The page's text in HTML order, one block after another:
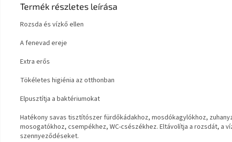
Termék részletes leírása
Rozsda és vízkő ellen
A fenevad ereje
Extra erős
Tökéletes higiénia az otthonban
Elpusztítja a baktériumokat
Hatékony savas tisztítószer fürdőkádakhoz, mosdókagylókhoz,
mosogatókhoz, csempékhez, WC-csészékhez. Eltávolítja a rozsdát, a
szennyeződéseket.